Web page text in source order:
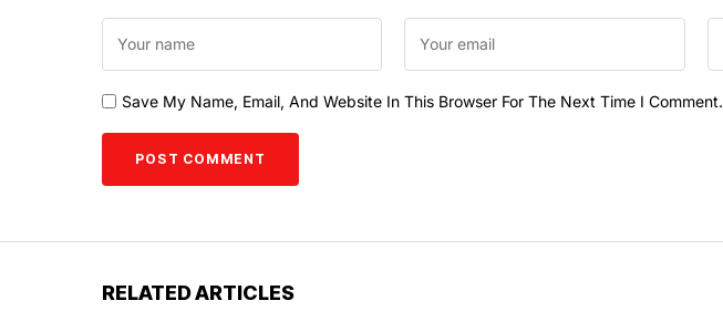
Save My Name, Email, And Website In This Browser For The Next Time I Comment.
RELATED ARTICLES